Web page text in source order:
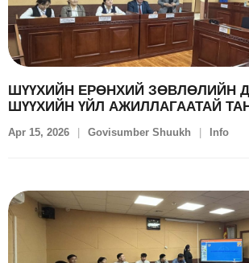
ШҮҮХИЙН ЕРӨНХИЙ ЗӨВЛӨЛИЙН
ШҮҮХИЙН ҮЙЛ АЖИЛЛАГААТАЙ
Apr 15, 2026 Govisumber Shuukh Info